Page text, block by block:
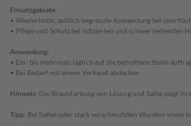
Einsatzgebiete:
• Wiederholte, zeitlich begrenzte Anwendung bei
• Pflege und Schutz bei infizierten und schwer heilenden
Anwendung:
• Ein- bis mehrmals täglich auf die betroffene Stelle
• Bei Bedarf mit einem Verband abdecken
Hinweis: Die Braunfärbung von Lösung und Salbe zeigt
Tipp: Bei tiefen oder stark verschmutzten Wunden sowie